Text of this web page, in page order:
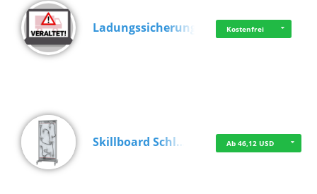
Ladungssicherung Kostenfrei
Skillboard Schl… Ab 46,12 USD